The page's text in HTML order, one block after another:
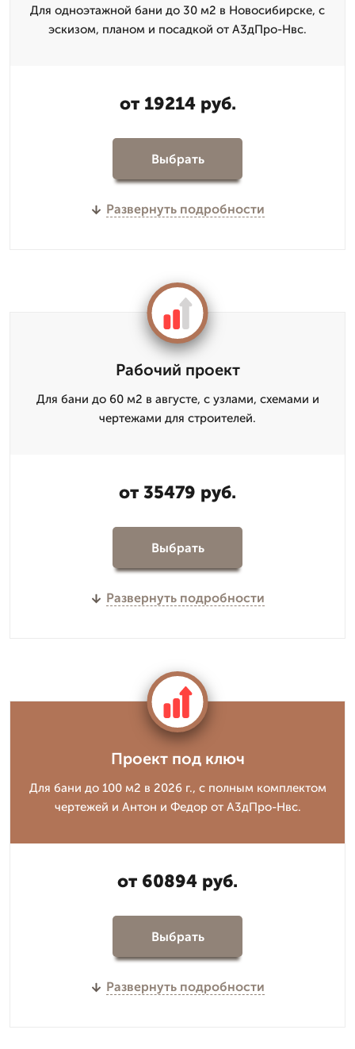
Для одноэтажной бани до 30 м2 в Новосибирске, с
эскизом, планом и посадкой от А3дПро-Нвс.
от 19214 руб.
Выбрать
Развернуть подробности
Рабочий проект
Для бани до 60 м2 в августе, с узлами, схемами и
чертежами для строителей.
от 35479 руб.
Выбрать
Развернуть подробности
Проект под ключ
Для бани до 100 м2 в 2026 г., с полным комплектом
чертежей и Антон и Федор от А3дПро-Нвс.
от 60894 руб.
Выбрать
Развернуть подробности